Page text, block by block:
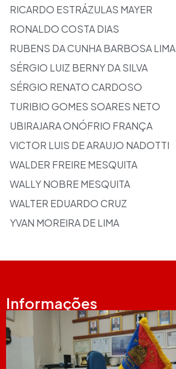
RICARDO ESTRÁZULAS MAYER
RONALDO COSTA DIAS
RUBENS DA CUNHA BARBOSA LIMA
SÉRGIO LUIZ BERNY DA SILVA
SÉRGIO RENATO CARDOSO
TURIBIO GOMES SOARES NETO
UBIRAJARA ONÓFRIO FRANÇA
VICTOR LUIS DE ARAUJO NADOTTI
WALDER FREIRE MESQUITA
WALLY NOBRE MESQUITA
WALTER EDUARDO CRUZ
YVAN MOREIRA DE LIMA
Informações